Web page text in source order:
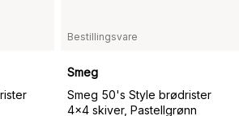
Bestillingsvare
Smeg
Smeg 50's Style brødrister
4x4 skiver, Pastellgrønn